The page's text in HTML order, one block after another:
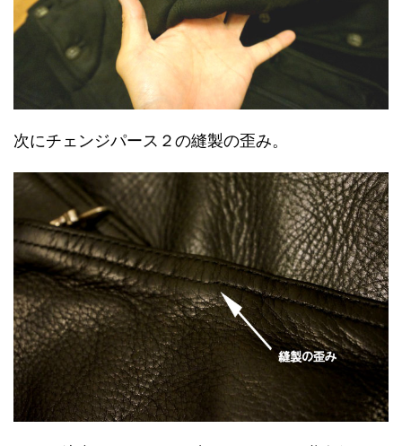
次にチェンジパース２の縫製の歪み。